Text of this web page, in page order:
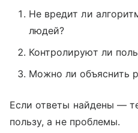
Не вредит ли
людей?
Контролируют ли
Можно ли объяснить
Если ответы найдены —
пользу, а не проблемы.